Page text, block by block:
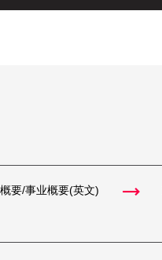
要/事业概要(英文)